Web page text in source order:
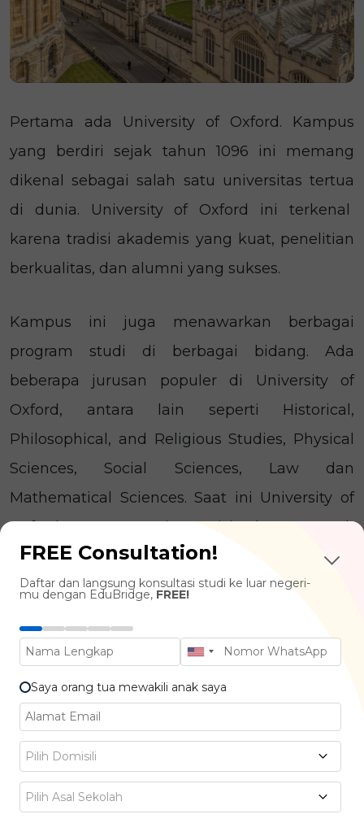
Pertama ada University of Oxford. Kampus
yang berdiri sejak tahun 1096 ini memang
dikenal sebagai salah satu universitas tertua
di dunia. University of Oxford ini terkenal
karena tradisi akademis yang kuat, penelitian
berkualitas, dan alumni yang sukses.
Kampus ini juga menawarkan berbagai
program studi di berbagai bidang. Ada
beberapa jurusan populer di University of
Oxford, antara lain seperti Historical,
Philosophical, and Religious Studies, Physical
Sciences, Social Sciences, Law dan
Mathematical Sciences. Saat ini University of
Oxford menempati posisi ke-3 untuk
Universitas Terbaik di Dunia versi QS Ranking
University 2024.
UNIVERSITY OF CAMBRIDGE
FREE Consultation!
Daftar dan langsung konsultasi studi ke luar negeri-
mu dengan EduBridge, FREE!
Saya orang tua mewakili anak saya
Pilih Domisili
Pilih Asal Sekolah